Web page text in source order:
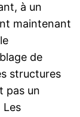
à un
maintenant
de
structures
pas un
Les